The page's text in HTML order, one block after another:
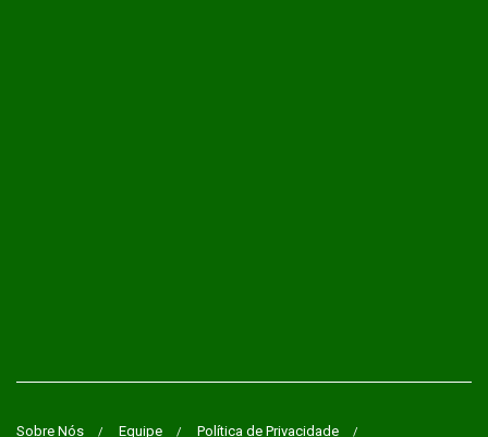
Sobre Nós Equipe Política de Privacidade